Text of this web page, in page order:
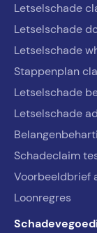
Letselschade
Letselschade
Letselschade
Stappenplan
Letselschade
Letselschade
Schadeclaim
Voorbeeldbrief
Loonregres